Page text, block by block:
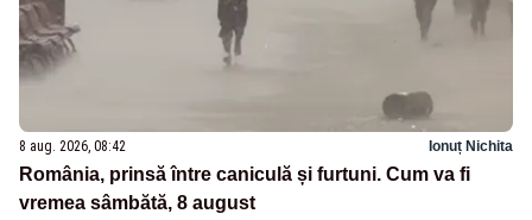
8 aug. 2026, 08:42 Ionuț Nichita
România, prinsă între caniculă și furtuni. Cum va fi
vremea sâmbătă, 8 august